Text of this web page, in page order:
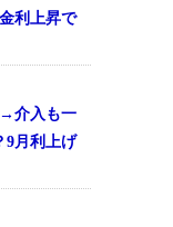
利上昇で
→介入も一
9月利上げ